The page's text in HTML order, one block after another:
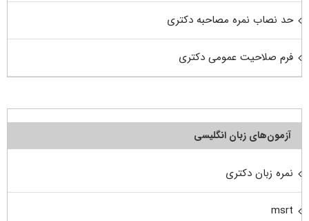
حد نصاب نمره مصاحبه دکتری
فرم صلاحیت عمومی دکتری
آزمون‌های زبان انگلیسی
نمره زبان دکتری
msrt